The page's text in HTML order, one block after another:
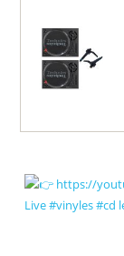
Live #vinyles #cd